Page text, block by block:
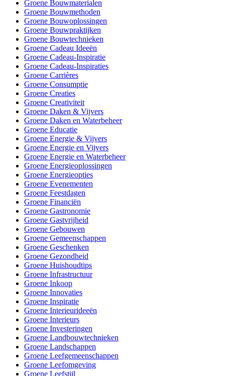
Groene Bouwmaterialen
Groene Bouwmethoden
Groene Bouwoplossingen
Groene Bouwpraktijken
Groene Bouwtechnieken
Groene Cadeau Ideeën
Groene Cadeau-Inspiratie
Groene Cadeau-Inspiraties
Groene Carrières
Groene Consumptie
Groene Creaties
Groene Creativiteit
Groene Daken & Vijvers
Groene Daken en Waterbeheer
Groene Educatie
Groene Energie & Vijvers
Groene Energie en Vijvers
Groene Energie en Waterbeheer
Groene Energieoplossingen
Groene Energieopties
Groene Evenementen
Groene Feestdagen
Groene Financiën
Groene Gastronomie
Groene Gastvrijheid
Groene Gebouwen
Groene Gemeenschappen
Groene Geschenken
Groene Gezondheid
Groene Huishoudtips
Groene Infrastructuur
Groene Inkoop
Groene Innovaties
Groene Inspiratie
Groene Interieurideeën
Groene Interieurs
Groene Investeringen
Groene Landbouwtechnieken
Groene Landschappen
Groene Leefgemeenschappen
Groene Leefomgeving
Groene Leefstijl